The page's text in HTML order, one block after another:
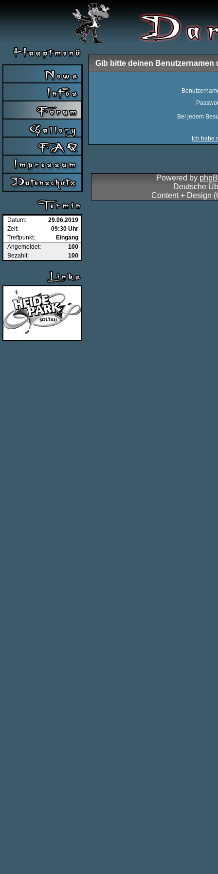
Datum:
29.06.2019
Zeit:
09:30 Uhr
Treffpunkt:
Eingang
Angemeldet:
100
Bezahlt:
100
Gib bitte deinen
Bei jedem
Ich habe
Powered by
Deutsche
Content + Design